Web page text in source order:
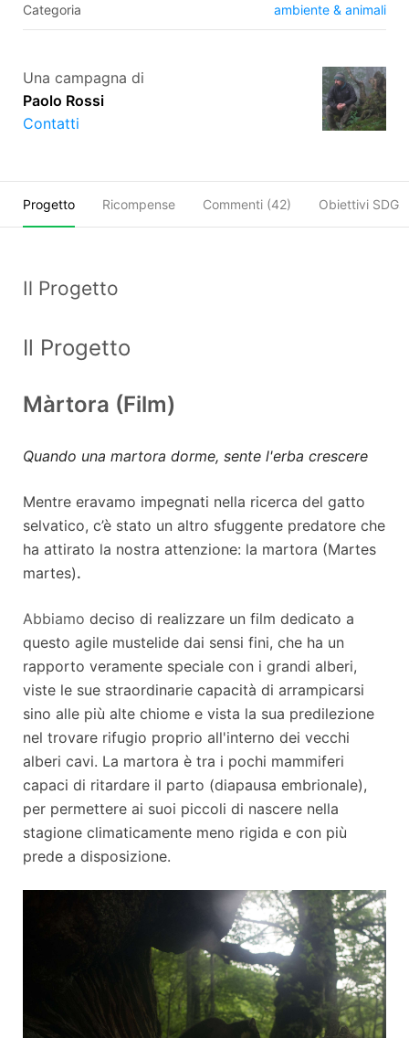
Categoria ambiente & animali
Una campagna di
Paolo Rossi
Contatti
Progetto Ricompense Commenti (42) Obiettivi SDGs
Il Progetto
Il Progetto
Màrtora (Film)
Quando una martora dorme, sente l'erba crescere
Mentre eravamo impegnati nella ricerca del gatto
selvatico, c’è stato un altro sfuggente predatore che
ha attirato la nostra attenzione: la martora (Martes
martes).
Abbiamo deciso di realizzare un film dedicato a
questo agile mustelide dai sensi fini, che ha un
rapporto veramente speciale con i grandi alberi,
viste le sue straordinarie capacità di arrampicarsi
sino alle più alte chiome e vista la sua predilezione
nel trovare rifugio proprio all'interno dei vecchi
alberi cavi. La martora è tra i pochi mammiferi
capaci di ritardare il parto (diapausa embrionale),
per permettere ai suoi piccoli di nascere nella
stagione climaticamente meno rigida e con più
prede a disposizione.